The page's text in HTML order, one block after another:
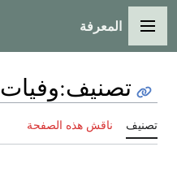
القائمة الرئيسية
المعرفة
تصنيف:وفيات 1817
تصنيف ناقش هذه الصفحة